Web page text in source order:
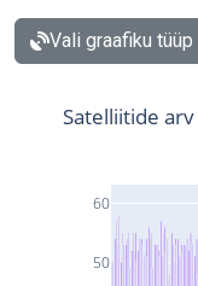
Vali graafiku tüüp
50
60
Satelliitide arv